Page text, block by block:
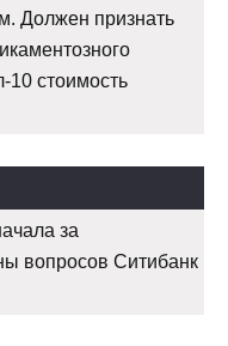
Должен признать
10 стоимость
за
вопросов Ситибанк